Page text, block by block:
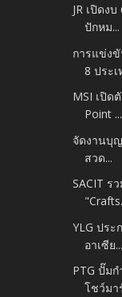
JR เปิดง
ปักหม...
การแข่ง
8 ประเ
MSI เปิด
Point ...
จัดงานบุ
สวด...
SACIT
YLG ปร
อาเซีย...
PTG ปั๊ม
โชว์มา